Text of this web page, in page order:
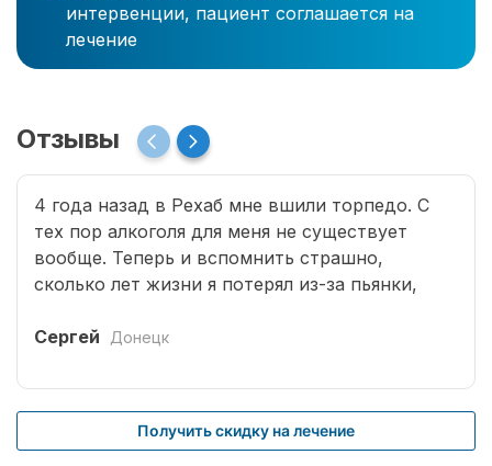
интервенции, пациент соглашается на
лечение
Отзывы
4 года назад в Рехаб мне вшили торпедо. С
тех пор алкоголя для меня не существует
вообще. Теперь и вспомнить страшно,
сколько лет жизни я потерял из-за пьянки,
мою новую жизнь.
Сергей Донецк
Получить скидку на лечение